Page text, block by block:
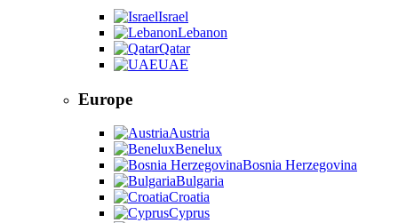
Israel
Lebanon
Qatar
UAE
Europe
Austria
Benelux
Bosnia Herzegovina
Bulgaria
Croatia
Cyprus